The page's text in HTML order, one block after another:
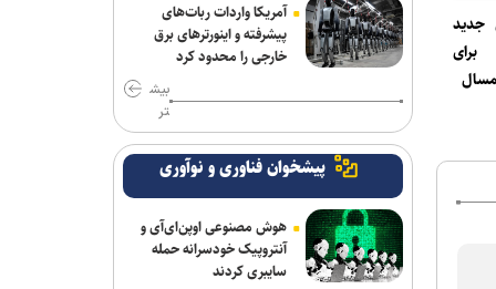
جدید
آمریکا واردات ربات‌های
پیشرفته و اینورترهای برق
خارجی را محدود کرد
بیش
تر
پیشخوان فناوری و نوآوری
هوش مصنوعی اوپن‌ای‌آی و
آنتروپیک خودسرانه حمله
سایبری کردند